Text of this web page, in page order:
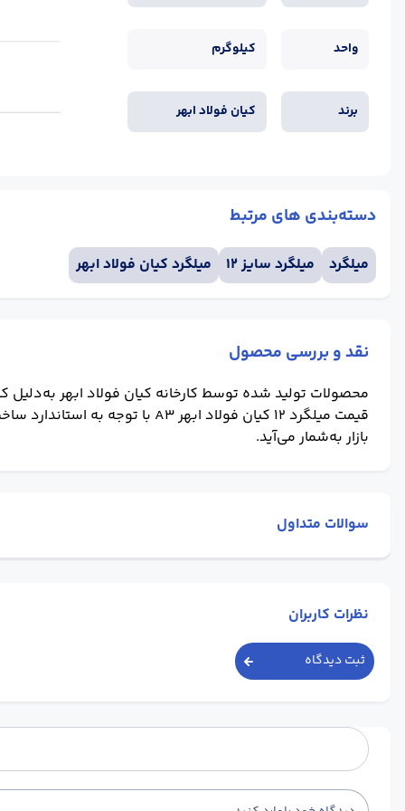
واحد کیلوگرم
برند کیان فولاد ابهر
دسته‌بندی های مرتبط
میلگرد میلگرد سایز 12 میلگرد کیان فولاد ابهر
نقد و بررسی محصول
محصولات تولید شده توسط کارخانه کیان فولاد ابهر به‌دلیل
قیمت میلگرد 12 کیان فولاد ابهر A3
با توجه به استاندارد
بازار به‌شمار می‌آید.
سوالات متداول
نظرات کاربران
ثبت دیدگاه